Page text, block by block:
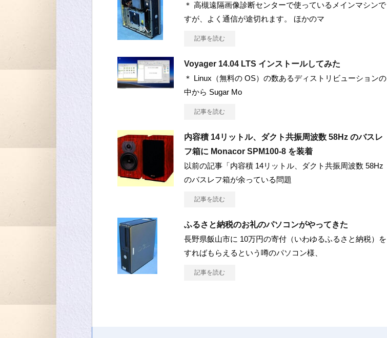
＊ 高槻遠隔画像診断センターで使っているメインマシンで
すが、よく通信が途切れます。 ほかのマ
記事を読む
Voyager 14.04 LTS インストールしてみた
＊ Linux（無料の OS）の数あるディストリビューションの
中から Sugar Mo
記事を読む
内容積 14リットル、ダクト共振周波数 58Hz のバスレ
フ箱に Monacor SPM100-8 を装着
以前の記事「内容積 14リットル、ダクト共振周波数 58Hz
のバスレフ箱が余っている問題
記事を読む
ふるさと納税のお礼のパソコンがやってきた
長野県飯山市に 10万円の寄付（いわゆるふるさと納税）を
すればもらえるという噂のパソコン様、
記事を読む